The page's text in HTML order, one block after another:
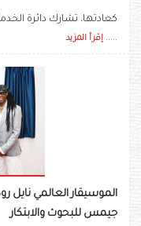
كعادتها، تشارك دائرة
..... إقرأ المزيد
الموسيقار العالمي نايل
جيمس للبحوث والابتكار